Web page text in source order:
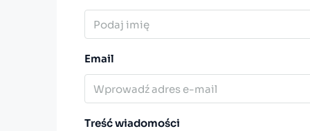
Email
Treść wiadomości